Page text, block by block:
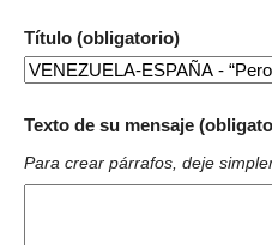
Título (obligatorio)
Texto de su mensaje
Para crear párrafos, deje